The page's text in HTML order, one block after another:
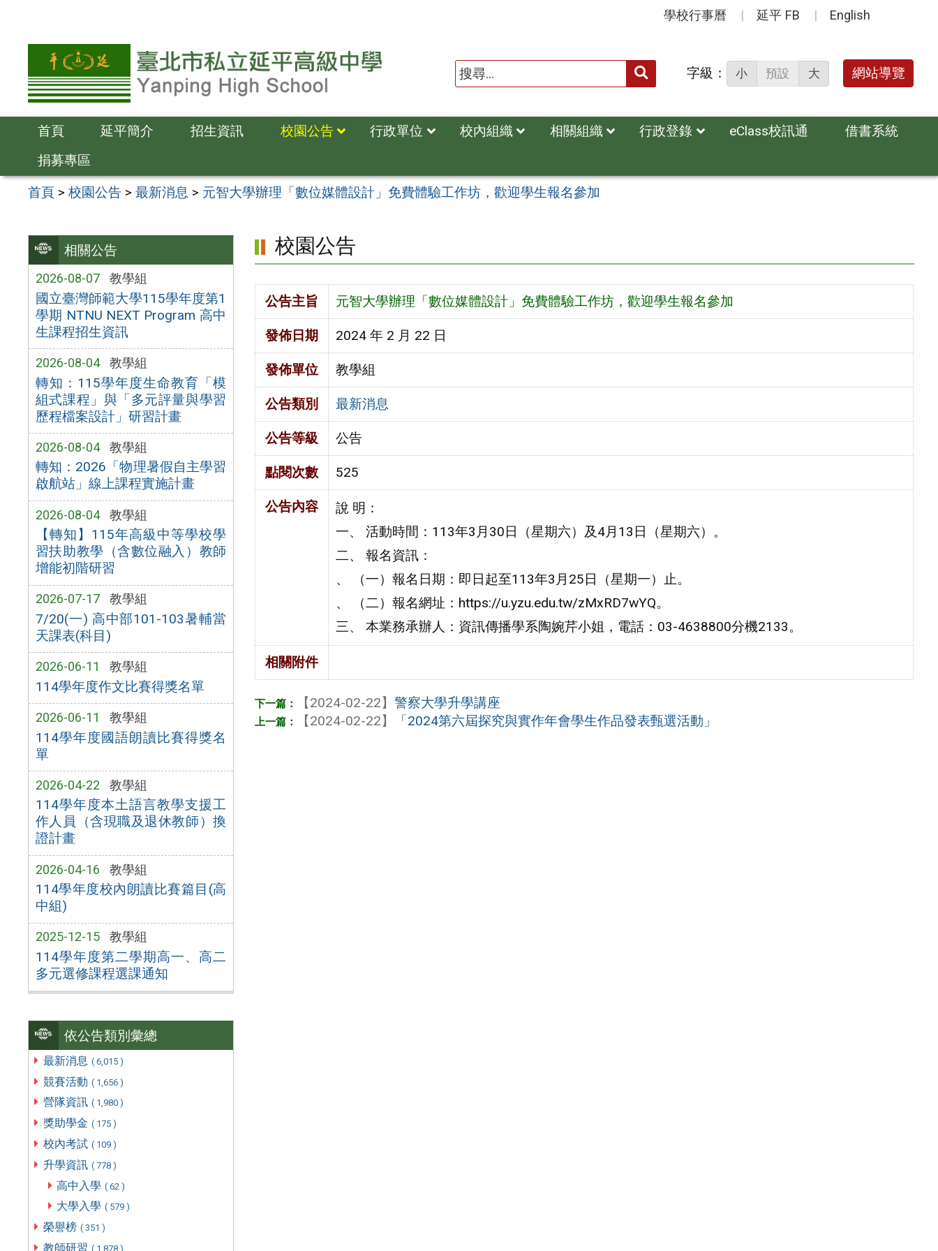
容
學校行事曆 延平 FB English
送出 字級： 小 預設 大 網站導覽
首頁 延平簡介 招生資訊 校園公告 行政單位 校內組織 相關組織 行政登錄 eClass校訊通
借書系統
捐募專區
首頁 >校園公告 >最新消息 > 元智大學辦理「數位媒體設計」免費體驗工作坊，歡迎學生報名參加
相關公告
2026-08-07 教學組
國立臺灣師範大學115學年度第1
學期 NTNU NEXT Program 高中
生課程招生資訊
2026-08-04 教學組
轉知：115學年度生命教育「模
組式課程」與「多元評量與學習
歷程檔案設計」研習計畫
2026-08-04 教學組
轉知：2026「物理暑假自主學習
啟航站」線上課程實施計畫
2026-08-04 教學組
【轉知】115年高級中等學校學
習扶助教學（含數位融入）教師
增能初階研習
2026-07-17 教學組
7/20(一) 高中部101-103暑輔當
天課表(科目)
2026-06-11 教學組
114學年度作文比賽得獎名單
2026-06-11 教學組
114學年度國語朗讀比賽得獎名
單
2026-04-22 教學組
114學年度本土語言教學支援工
作人員（含現職及退休教師）換
證計畫
2026-04-16 教學組
114學年度校內朗讀比賽篇目(高
中組)
2025-12-15 教學組
114學年度第二學期高一、高二
多元選修課程選課通知
依公告類別彙總
最新消息 ( 6,015 )
競賽活動 ( 1,656 )
營隊資訊 ( 1,980 )
獎助學金 ( 175 )
校內考試 ( 109 )
升學資訊 ( 778 )
高中入學 ( 62 )
大學入學 ( 579 )
榮譽榜 ( 351 )
教師研習 ( 1,878 )
校園公告
公告主旨 元智大學辦理「數位媒體設計」免費體驗工作坊，歡迎學生報名參加
發佈日期 2024 年 2 月 22 日
發佈單位 教學組
公告類別 最新消息
公告等級 公告
點閱次數 525
公告內容
說 明：
一、 活動時間：113年3月30日（星期六）及4月13日（星期六）。
二、 報名資訊：
、 （一）報名日期：即日起至113年3月25日（星期一）止。
、 （二）報名網址：https://u.yzu.edu.tw/zMxRD7wYQ。
三、 本業務承辦人：資訊傳播學系陶婉芹小姐，電話：03-4638800分機2133。
相關附件
【2024-02-22】警察大學升學講座
【2024-02-22】
「2024第六屆探究與實作年會學生作品發表甄選活動」